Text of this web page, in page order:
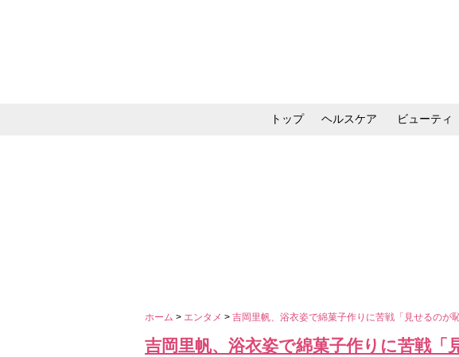
トップ ヘルスケア ビューティ
ホーム > エンタメ > 吉岡里帆、浴衣姿で綿菓子作りに苦戦「見せるのが
吉岡里帆、浴衣姿で綿菓子作りに苦戦「